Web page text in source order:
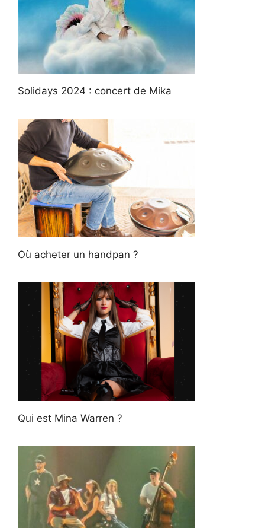
Solidays 2024 : concert de Mika
Où acheter un handpan ?
Qui est Mina Warren ?